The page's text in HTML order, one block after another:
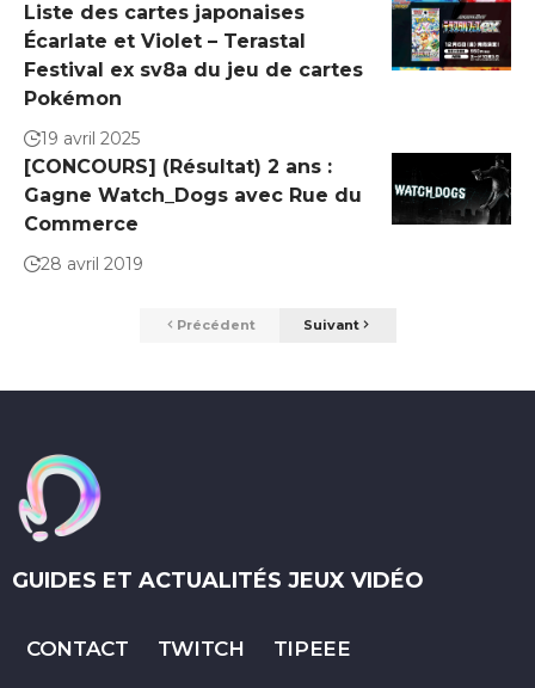
Liste des cartes japonaises
Écarlate et Violet – Terastal
Festival ex sv8a du jeu de cartes
Pokémon
19 avril 2025
[CONCOURS] (Résultat) 2 ans :
Gagne Watch_Dogs avec Rue du
Commerce
28 avril 2019
Précédent Suivant
GUIDES ET ACTUALITÉS JEUX VIDÉO
CONTACT TWITCH TIPEEE